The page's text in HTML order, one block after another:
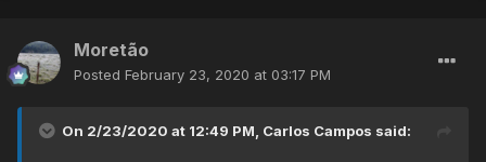
Moretão
Posted February 23, 2020 at 03:17 PM
On 2/23/2020 at 12:49 PM, Carlos Campos said: